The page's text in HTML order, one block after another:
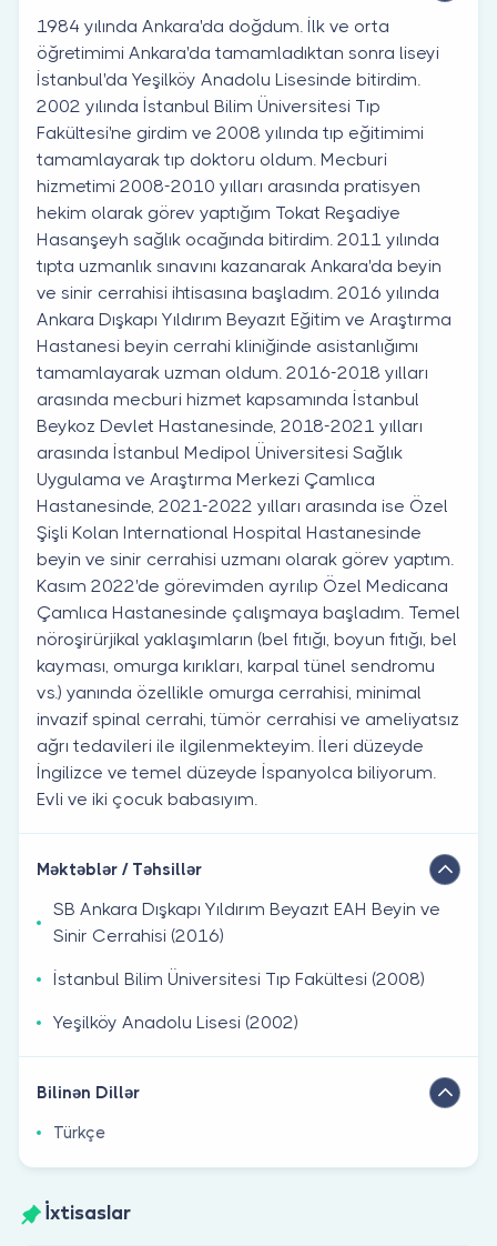
1984 yılında Ankara'da doğdum. İlk ve orta
öğretimimi Ankara'da tamamladıktan sonra liseyi
İstanbul'da Yeşilköy Anadolu Lisesinde bitirdim.
2002 yılında İstanbul Bilim Üniversitesi Tıp
Fakültesi'ne girdim ve 2008 yılında tıp eğitimimi
tamamlayarak tıp doktoru oldum. Mecburi
hizmetimi 2008-2010 yılları arasında pratisyen
hekim olarak görev yaptığım Tokat Reşadiye
Hasanşeyh sağlık ocağında bitirdim. 2011 yılında
tıpta uzmanlık sınavını kazanarak Ankara'da beyin
ve sinir cerrahisi ihtisasına başladım. 2016 yılında
Ankara Dışkapı Yıldırım Beyazıt Eğitim ve Araştırma
Hastanesi beyin cerrahi kliniğinde asistanlığımı
tamamlayarak uzman oldum. 2016-2018 yılları
arasında mecburi hizmet kapsamında İstanbul
Beykoz Devlet Hastanesinde, 2018-2021 yılları
arasında İstanbul Medipol Üniversitesi Sağlık
Uygulama ve Araştırma Merkezi Çamlıca
Hastanesinde, 2021-2022 yılları arasında ise Özel
Şişli Kolan International Hospital Hastanesinde
beyin ve sinir cerrahisi uzmanı olarak görev yaptım.
Kasım 2022'de görevimden ayrılıp Özel Medicana
Çamlıca Hastanesinde çalışmaya başladım. Temel
nöroşirürjikal yaklaşımların (bel fıtığı, boyun fıtığı, bel
kayması, omurga kırıkları, karpal tünel sendromu
vs.) yanında özellikle omurga cerrahisi, minimal
invazif spinal cerrahi, tümör cerrahisi ve ameliyatsız
ağrı tedavileri ile ilgilenmekteyim. İleri düzeyde
İngilizce ve temel düzeyde İspanyolca biliyorum.
Evli ve iki çocuk babasıyım.
Məktəblər / Təhsillər
SB Ankara Dışkapı Yıldırım Beyazıt EAH Beyin ve
Sinir Cerrahisi (2016)
İstanbul Bilim Üniversitesi Tıp Fakültesi (2008)
Yeşilköy Anadolu Lisesi (2002)
Bilinən Dillər
Türkçe
İxtisaslar